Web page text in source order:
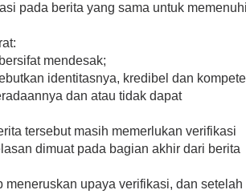
pada berita yang sama untuk memenuhi
mendesak;
identitasnya, kredibel dan
dan atau tidak dapat
tersebut masih memerlukan verifikasi
dimuat pada bagian akhir dari berita
upaya verifikasi, dan setelah